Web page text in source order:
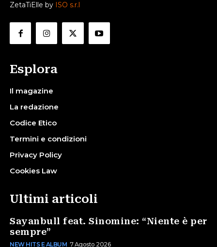
ZetaTiElle by ISO s.r.l
Esplora
Il magazine
La redazione
Codice Etico
Termini e condizioni
Privacy Policy
Cookies Law
Ultimi articoli
Sayanbull feat. Sinomine: “Niente è per
sempre”
NEW HITS E ALBUM 7 Agosto 2026